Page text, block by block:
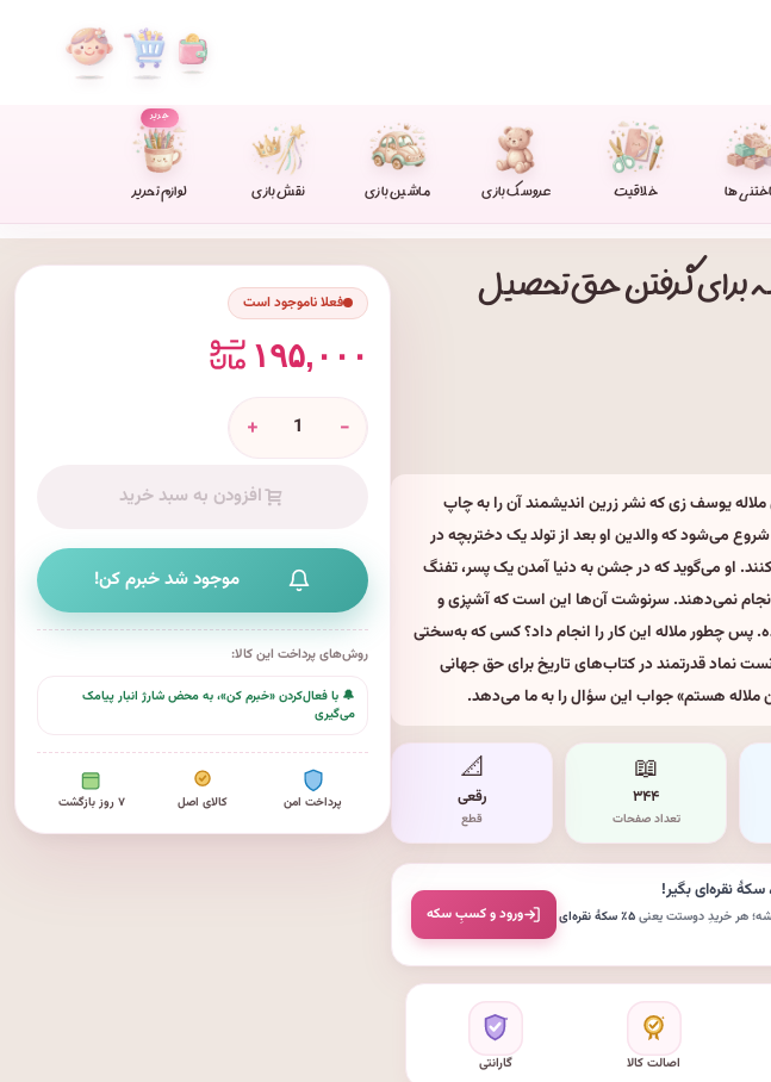
ها خلاقیت عروسک بازی ماشین بازی نقش بازی لوازم تحریر
جدید
برای گرفتن حق تحصیل
یوسف زی که نشر زرین اندیشمند آن را به چاپ
می‌شود که والدین او بعد از تولد یک دختربچه در
او می‌گوید که در جشن به دنیا آمدن یک پسر، تفنگ
نمی‌دهند. سرنوشت آن‌ها این است که آشپزی و
پس چطور ملاله این کار را انجام داد؟ کسی که به‌سختی
نماد قدرتمند در کتاب‌های تاریخ برای حق جهانی
ملاله هستم» جواب این سؤال را به ما می‌دهد.
📖
۳۴۴
تعداد صفحات
📐
رقعی
قطع
سکهٔ نقره‌ایبگیر!
هر خریدِ دوستت یعنی۵٪ سکهٔ نقره‌ای
ورود و کسبِ سکه
اصالت کالا گارانتی
فعلا ناموجود است
۱۹۵,۰۰۰
-
+
افزودن به سبد خرید
موجود شد خبرم کن!
روش‌های پرداخت این کالا:
🔔 با فعال‌کردن «خبرم کن»، به محض شارژ انبار پیامک
می‌گیری
پرداخت امن کالای اصل ۷ روز بازگشت